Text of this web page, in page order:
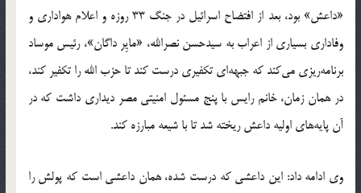
«داعش» بود، بعد از افتضاح اسرائیل در جنگ 33 روزه و اعلام هواداری و
وفاداری بسیاری از اعراب به سیدحسن نصرالله، «مایِر داگان»، رئیس موساد
برنامه‌ریزی می‌کند که جبهه‌ای تکفیری درست کند تا حزب الله را تکفیر کند،
در همان زمان، خانم رایس با پنج مسئول امنیتی مصر دیداری داشت که در
آن پایه‌های اولیه داعش ریخته شد تا با شیعه مبارزه کند.
وی ادامه داد: این داعشی که درست شده، همان داعشی است که پولش را